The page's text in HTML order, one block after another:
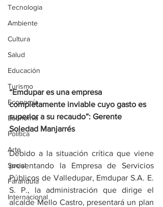
Tecnologia
Ambiente
Cultura
Salud
Educación
Turismo
Economía
Economía
Política
Arte
Social
Farandula
Internacional
“Emdupar es una empresa
completamente inviable cuyo gasto es
superior a su recaudo”: Gerente
Soledad Manjarrés
Debido a la situación crítica que viene
presentando la Empresa de Servicios
Públicos de Valledupar, Emdupar S.A. E.
S. P., la administración que dirige el
alcalde Mello Castro, presentará un plan